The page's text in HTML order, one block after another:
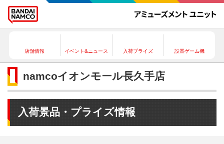
店舗情報 イベント&ニュース 入荷プライズ 設置ゲーム機
namcoイオンモール長久手店
入荷景品・プライズ情報